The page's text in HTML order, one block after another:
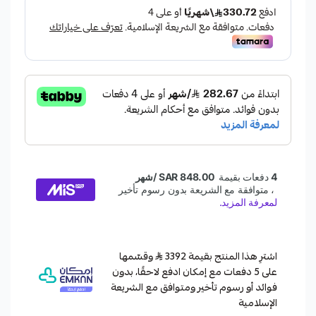
اشترِ هذا المنتج بقيمة 3392
وقسّمها
على 5 دفعات مع إمكان ادفع لاحقًا، بدون
فوائد أو رسوم تأخير ومتوافق مع الشريعة
الإسلامية